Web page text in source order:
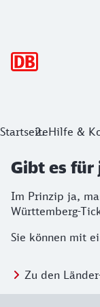
StartseiteHilfe &
Gibt es für
Im Prinzip ja,
Württemberg-
Sie können mit
Zu den